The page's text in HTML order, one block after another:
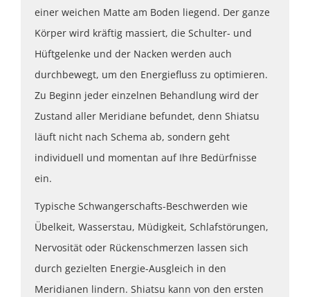
einer weichen Matte am Boden liegend. Der ganze
Körper wird kräftig massiert, die Schulter- und
Hüftgelenke und der Nacken werden auch
durchbewegt, um den Energiefluss zu optimieren.
Zu Beginn jeder einzelnen Behandlung wird der
Zustand aller Meridiane befundet, denn Shiatsu
läuft nicht nach Schema ab, sondern geht
individuell und momentan auf Ihre Bedürfnisse
ein.
Typische Schwangerschafts-Beschwerden wie
Übelkeit, Wasserstau, Müdigkeit, Schlafstörungen,
Nervosität oder Rückenschmerzen lassen sich
durch gezielten Energie-Ausgleich in den
Meridianen lindern. Shiatsu kann von den ersten